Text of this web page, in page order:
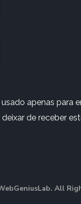
apenas para
de receber
All